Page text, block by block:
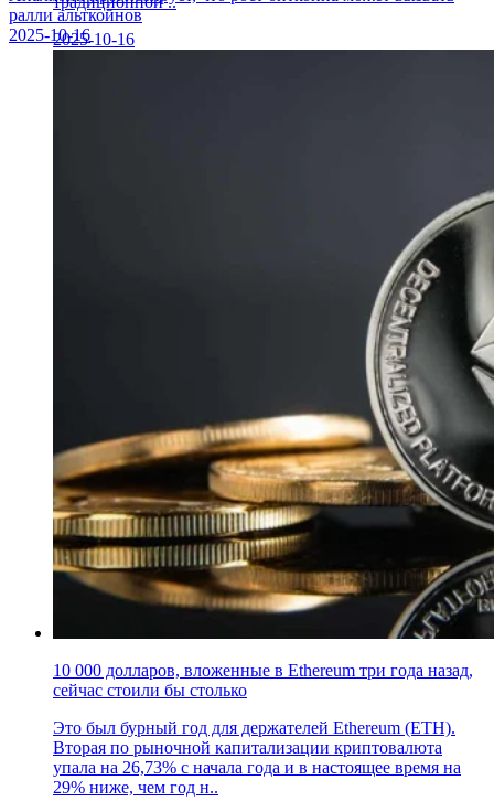
ралли альткойнов
2025-10-162025-10-16
10 000 долларов, вложенные в Ethereum три года назад,
сейчас стоили бы столько
Это был бурный год для держателей Ethereum (ETH).
Вторая по рыночной капитализации криптовалюта
упала на 26,73% с начала года и в настоящее время на
29% ниже, чем год н..